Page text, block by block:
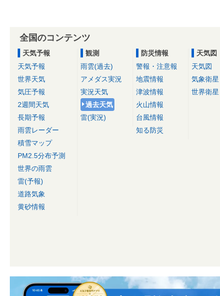
全国のコンテンツ
天気予報
天気予報
世界天気
気圧予報
2週間天気
長期予報
雨雲レーダー
積雪マップ
PM2.5分布予測
世界の雨雲
雷(予報)
道路気象
黄砂情報
観測
雨雲(過去)
アメダス実況
実況天気
過去天気
雷(実況)
防災情報
警報・注意報
地震情報
津波情報
火山情報
台風情報
知る防災
天気図
天気図
気象衛星
世界衛星